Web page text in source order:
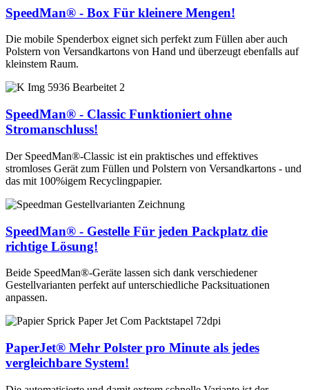
SpeedMan® - Box Für kleinere Mengen!
Die mobile Spenderbox eignet sich perfekt zum Füllen aber auch
Polstern von Versandkartons von Hand und überzeugt ebenfalls auf
kleinstem Raum.
SpeedMan® - Classic Funktioniert ohne
Stromanschluss!
Der SpeedMan®-Classic ist ein praktisches und effektives
stromloses Gerät zum Füllen und Polstern von Versandkartons - und
das mit 100%igem Recyclingpapier.
SpeedMan® - Gestelle Für jeden Packplatz die
richtige Lösung!
Beide SpeedMan®-Geräte lassen sich dank verschiedener
Gestellvarianten perfekt auf unterschiedliche Packsituationen
anpassen.
PaperJet® Mehr Polster pro Minute als jedes
vergleichbare System!